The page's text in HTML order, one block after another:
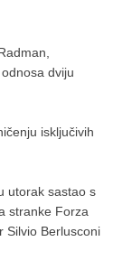
dviju
isključivih
utorak sastao s
stranke Forza
Silvio Berlusconi